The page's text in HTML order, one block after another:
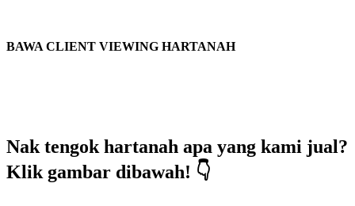
BAWA CLIENT VIEWING HARTANAH
Nak tengok hartanah apa yang kami jual?
Klik gambar dibawah! 👇